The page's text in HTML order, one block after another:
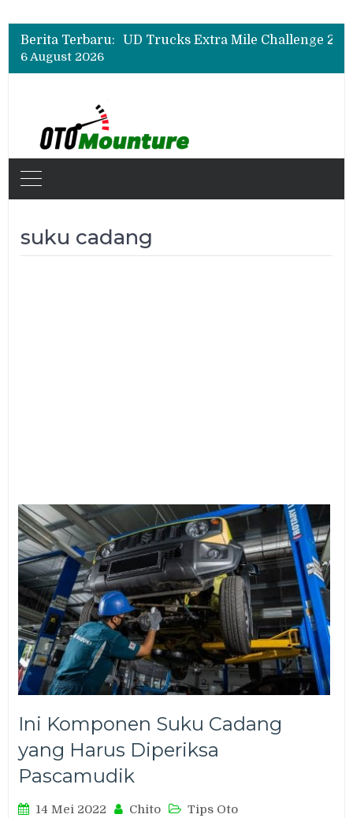
Berita Terbaru:
6 August 2026
suku cadang
Ini Komponen Suku Cadang
yang Harus Diperiksa
Pascamudik
14 Mei 2022 Chito Tips Oto